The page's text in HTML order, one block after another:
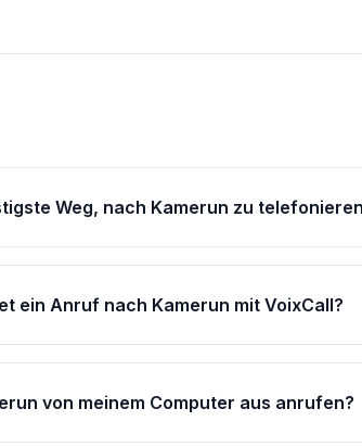
Weg, nach Kamerun zu
ein Anruf nach Kamerun mit VoixCall?
von meinem Computer aus anrufen?